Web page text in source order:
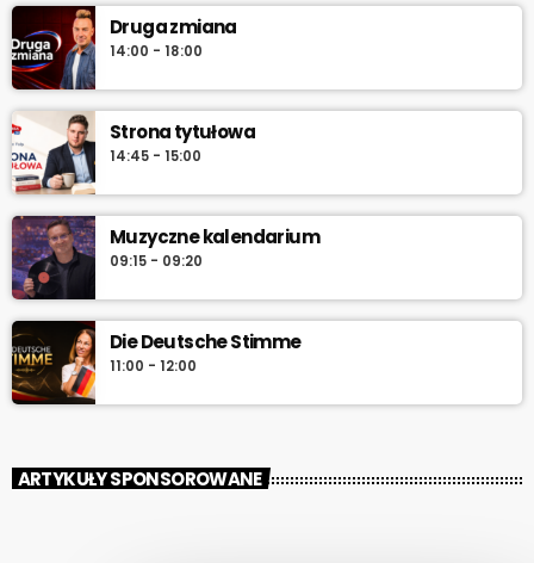
Druga zmiana
14:00 - 18:00
Strona tytułowa
14:45 - 15:00
Muzyczne kalendarium
09:15 - 09:20
Die Deutsche Stimme
11:00 - 12:00
ARTYKUŁY SPONSOROWANE